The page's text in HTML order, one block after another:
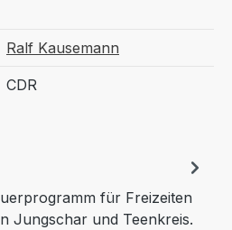
Ralf Kausemann
CDR
für Freizeiten
Jungschar und Teenkreis.